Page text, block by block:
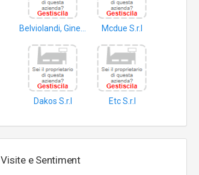
Mcdue S.r.l
Dakos S.r.l
Etc S.r.l
Visite e Sentiment